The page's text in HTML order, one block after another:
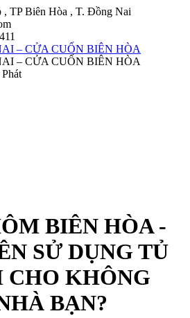
, TP Biên Hòa , T. Đồng Nai
BIÊN HÒA -
SỬ DỤNG TỦ
CHO KHÔNG
BẠN?